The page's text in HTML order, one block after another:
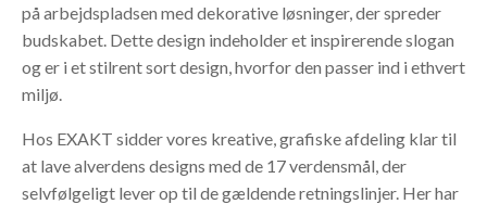
på arbejdspladsen med dekorative løsninger, der spreder
budskabet. Dette design indeholder et inspirerende slogan
og er i et stilrent sort design, hvorfor den passer ind i ethvert
miljø.
Hos EXAKT sidder vores kreative, grafiske afdeling klar til
at lave alverdens designs med de 17 verdensmål, der
selvfølgeligt lever op til de gældende retningslinjer. Her har